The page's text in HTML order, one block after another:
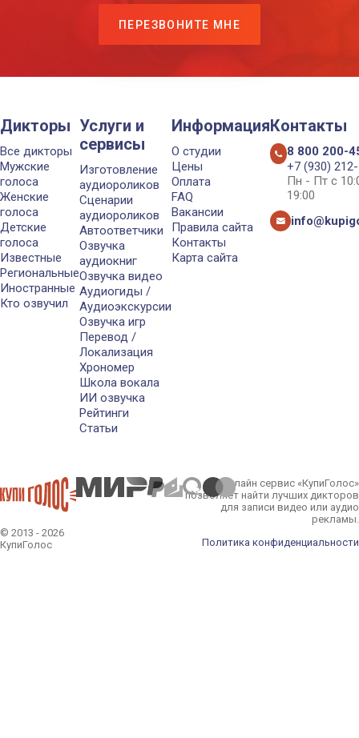
ПЕРЕЗВОНИТЕ МНЕ
Дикторы
Все дикторы
Мужские
голоса
Женские
голоса
Детские
голоса
Известные
Региональные
Иностранные
Кто озвучил
Услуги и
сервисы
Изготовление
аудиороликов
Сценарии
аудиороликов
Автоответчики
Озвучка
аудиокниг
Озвучка видео
Аудиогиды /
Аудиоэкскурсии
Озвучка игр
Перевод /
Локализация
Хрономер
Школа вокала
ИИ озвучка
Рейтинги
Статьи
Информация
О студии
Цены
Оплата
FAQ
Вакансии
Правила сайта
Контакты
Карта сайта
Контакты
8 800 200-
+7 (930)
Пн - Пт с
19:00
© 2013 - 2026
КупиГолос
Онлайн сервис «КупиГолос»
позволяет найти лучших дикторов
для записи видео или аудио
рекламы.
Политика конфиденциальности